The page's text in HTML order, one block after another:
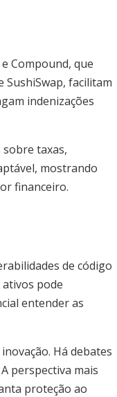
Compound, que
facilitam
indenizações
taxas,
mostrando
financeiro.
de código
pode
entender as
Há debates
perspectiva mais
proteção ao